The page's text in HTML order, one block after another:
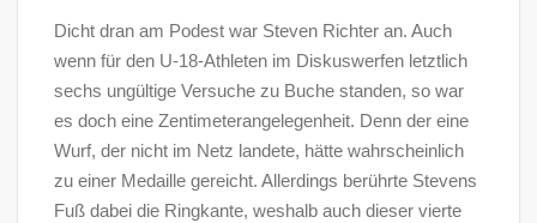
Dicht dran am Podest war Steven Richter an. Auch
wenn für den U-18-Athleten im Diskuswerfen letztlich
sechs ungültige Versuche zu Buche standen, so war
es doch eine Zentimeterangelegenheit. Denn der eine
Wurf, der nicht im Netz landete, hätte wahrscheinlich
zu einer Medaille gereicht. Allerdings berührte Stevens
Fuß dabei die Ringkante, weshalb auch dieser vierte